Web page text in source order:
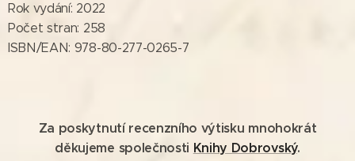
Rok vydání: 2022
Počet stran: 258
ISBN/EAN: 978-80-277-0265-7
Za poskytnutí recenzního výtisku mnohokrát
děkujeme společnosti Knihy Dobrovský.